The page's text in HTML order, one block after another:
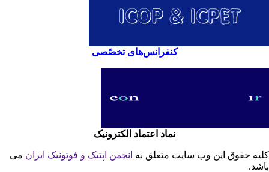
کنفرانس‌های تخصّصی
نماد اعتماد الکترونیک
حقوق این وب سایت متعلق بهانجمن اپتیک و فوتونیک ایران می